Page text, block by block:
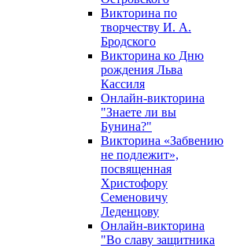
Викторина по
творчеству И. А.
Бродского
Викторина ко Дню
рождения Льва
Кассиля
Онлайн-викторина
"Знаете ли вы
Бунина?"
Викторина «Забвению
не подлежит»,
посвященная
Христофору
Семеновичу
Леденцову
Онлайн-викторина
"Во славу защитника